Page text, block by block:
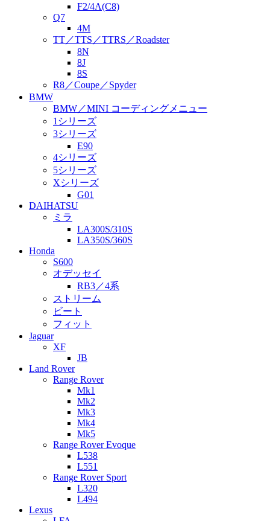
F2/4A(C8)
Q7
4M
TT／TTS／TTRS／Roadster
8N
8J
8S
R8／Coupe／Spyder
BMW
BMW／MINI コーディングメニュー
1シリーズ
3シリーズ
E90
4シリーズ
5シリーズ
Xシリーズ
G01
DAIHATSU
ミラ
LA300S/310S
LA350S/360S
Honda
S600
オデッセイ
RB3／4系
ストリーム
ビート
フィット
Jaguar
XF
JB
Land Rover
Range Rover
Mk1
Mk2
Mk3
Mk4
Mk5
Range Rover Evoque
L538
L551
Range Rover Sport
L320
L494
Lexus